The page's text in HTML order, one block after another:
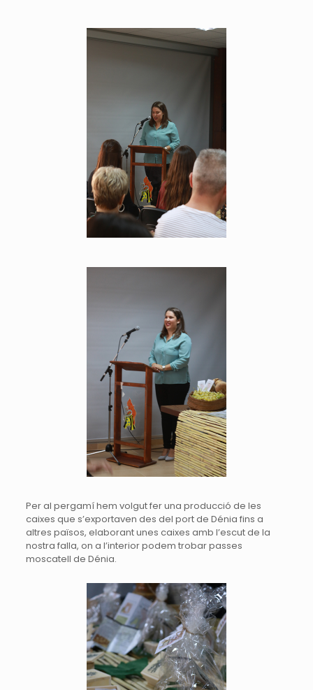
Per al pergamí hem volgut fer una producció de les
caixes que s’exportaven des del port de Dénia fins a
altres països, elaborant unes caixes amb l’escut de la
nostra falla, on a l’interior podem trobar passes
moscatell de Dénia.